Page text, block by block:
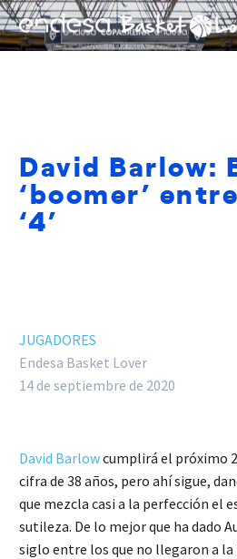
David Barlow:
‘boomer’
‘4’
JUGADORES
Endesa Basket Lover
14 de septiembre de 2020
David Barlowcumplirá el próximo
cifra de 38 años, pero ahí sigue,
que mezcla casi a la perfección el
sutileza. De lo mejor que ha dado
siglo entre los que no llegaron a la